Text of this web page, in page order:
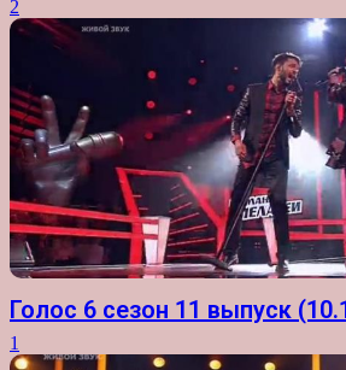
2
Голос 6 сезон 11 выпуск
1